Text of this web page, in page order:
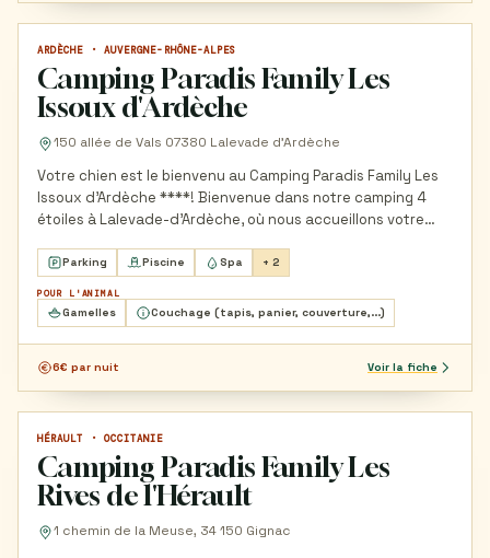
CAMPING
ARDÈCHE · AUVERGNE-RHÔNE-ALPES
Camping Paradis Family Les
Issoux d'Ardèche
150 allée de Vals 07380 Lalevade d'Ardèche
Votre chien est le bienvenu au Camping Paradis Family Les
Issoux d'Ardèche ****! Bienvenue dans notre camping 4
étoiles à Lalevade-d'Ardèche, où nous accueillons votre
Parking Piscine Spa + 2
POUR L'ANIMAL
Gamelles Couchage (tapis, panier, couverture,...)
6€ par nuit Voir la fiche
CAMPING
HÉRAULT · OCCITANIE
Camping Paradis Family Les
Rives de l'Hérault
1 chemin de la Meuse, 34 150 Gignac